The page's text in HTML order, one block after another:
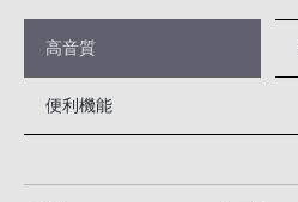
高音質
便利機能